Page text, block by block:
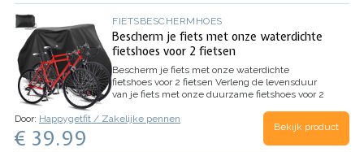
FIETSBESCHERMHOES
Bescherm je fiets met onze waterdichte
fietshoes voor 2 fietsen
Bescherm je fiets met onze waterdichte
fietshoes voor 2 fietsen Verleng de levensduur
van je fiets met onze duurzame fietshoes voor 2
biedt het volledige bescherming tegen regen,
Door: Happygetfit / Zakelijke pennen
€ 39.99 Bekijk product